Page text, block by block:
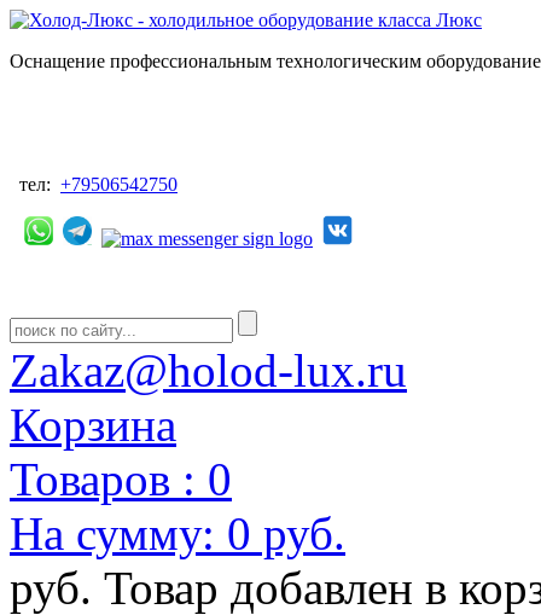
Оснащение профессиональным технологическим
тел: +79506542750
Zakaz@holod-lux.ru
Корзина
Товаров : 0
На сумму: 0 руб.
руб. Товар добавлен в